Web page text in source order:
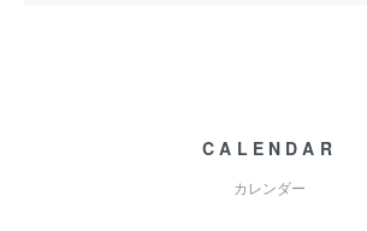
CALENDAR
カレンダー